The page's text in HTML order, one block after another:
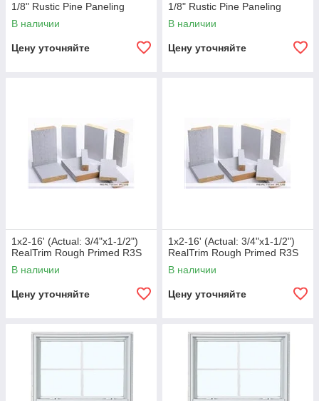
1/8" Rustic Pine Paneling
В наличии
Цену уточняйте
1/8" Rustic Pine Paneling
В наличии
Цену уточняйте
1x2-16' (Actual: 3/4"x1-1/2")
RealTrim Rough Primed R3S
В наличии
Цену уточняйте
1x2-16' (Actual: 3/4"x1-1/2")
RealTrim Rough Primed R3S
В наличии
Цену уточняйте